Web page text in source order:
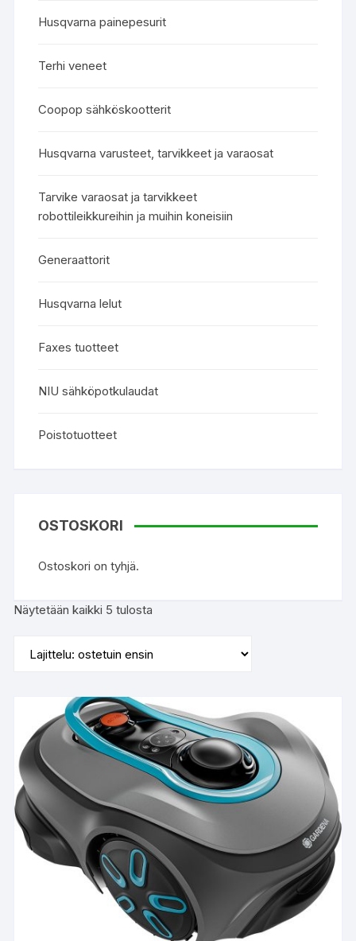
Näytetään kaikki 5 tulosta
Husqvarna painepesurit
Terhi veneet
Coopop sähköskootterit
Husqvarna varusteet, tarvikkeet ja varaosat
Tarvike varaosat ja tarvikkeet
robottileikkureihin ja muihin koneisiin
Generaattorit
Husqvarna lelut
Faxes tuotteet
NIU sähköpotkulaudat
Poistotuotteet
OSTOSKORI
Ostoskori on tyhjä.